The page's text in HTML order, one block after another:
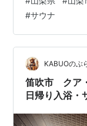
寺温泉 初花さ
策、 夜はこち
た。 こちらが
800円・子供
に・・。 お食
#サウナ
KABUOのぶ
笛吹市 クア
日帰り入浴